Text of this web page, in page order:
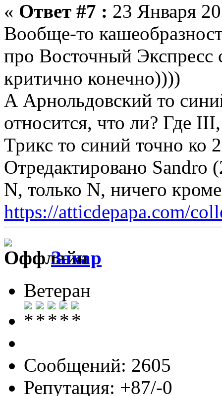
« Ответ #7 : 23 Января
Вообще-то
про Восточный Экспресс
критично конечно))))
А Арнольдовский то
относится, что ли? Где
Трикс то синий точно ко
Отредактировано Sandro
N, только N, ничего
https://atticdepapa.com/
Захар
Ветеран
Сообщений: 2605
Репутация: +87/-0